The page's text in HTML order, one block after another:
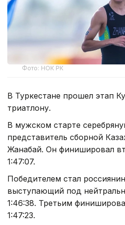
Фото: НОК РК
В Туркестане прошел этап
триатлону.
В мужском старте
представитель сборной
Жанабай. Он финишировал
1:47:07.
Победителем стал
выступающий под
1:46:38. Третьим
1:47:23.